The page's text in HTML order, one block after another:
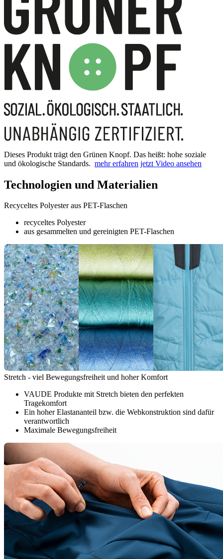
Dieses Produkt trägt den Grünen Knopf. Das heißt: hohe soziale
und ökologische Standards. mehr erfahren jetzt Video ansehen
Technologien und Materialien
Recyceltes Polyester aus PET-Flaschen
recyceltes Polyester
aus gesammelten und gereinigten PET-Flaschen
Stretch - viel Bewegungsfreiheit und hoher Komfort
VAUDE Produkte mit Stretch bieten den perfekten
Tragekomfort
Ein hoher Elastananteil bzw. die Webkonstruktion sind dafür
verantwortlich
Maximale Bewegungsfreiheit